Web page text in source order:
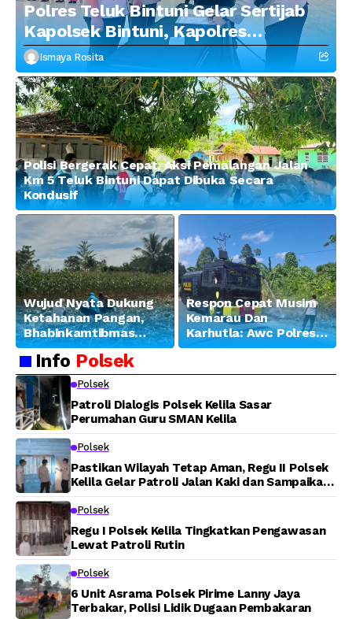
Polres Teluk Bintuni Gelar Sertijab
Kapolsek Bintuni, Kapolres
Tekankan Profesionalisme dan
Penguatan Sinergitas
Ismaya Rosita
Polisi Bergerak Cepat, Aksi Pemalangan Jalan
Km 5 Teluk Bintuni Dapat Dibuka Secara
Kondusif
Wujud Nyata Dukung
Ketahanan Pangan,
Bhabinkamtibmas
Banjar Ausoy Turun
Langsung Bantu
Warga Panen Jagung
Respon Cepat Musim
Kemarau Dan
Karhutla: Awc Polres
Teluk Bintuni
Lahan di Jalan Poros
Info Polsek
Polsek
Patroli Dialogis Polsek Kelila Sasar
Perumahan Guru SMAN Kelila
Polsek
Pastikan Wilayah Tetap Aman, Regu II Polsek
Kelila Gelar Patroli Jalan Kaki dan Sampaikan
Polsek
Regu I Polsek Kelila Tingkatkan Pengawasan
Lewat Patroli Rutin
Polsek
6 Unit Asrama Polsek Pirime Lanny Jaya
Terbakar, Polisi Lidik Dugaan Pembakaran